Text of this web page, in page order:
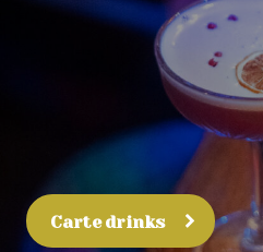
Carte drinks